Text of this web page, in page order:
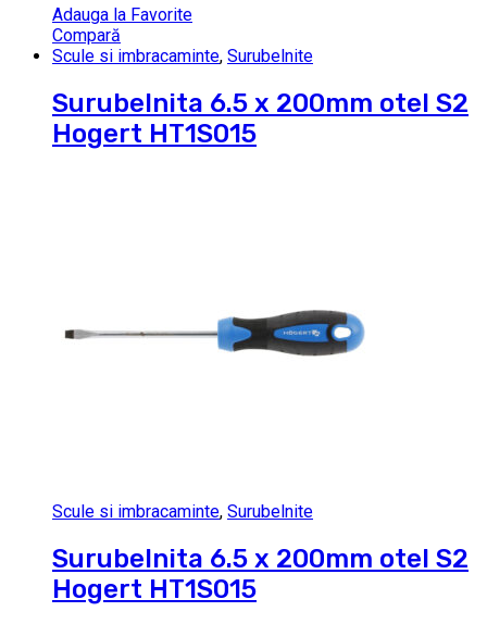
Adauga la Favorite
Compară
Scule si imbracaminte, Surubelnite
Surubelnita 6.5 x 200mm otel S2
Hogert HT1S015
Scule si imbracaminte, Surubelnite
Surubelnita 6.5 x 200mm otel S2
Hogert HT1S015